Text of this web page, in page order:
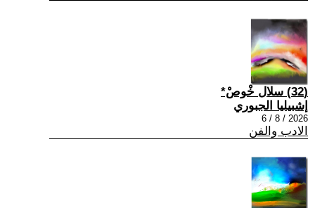
(32) سلال خْوصْ*
إشبيليا الجبوري
2026 / 8 / 6
الادب والفن